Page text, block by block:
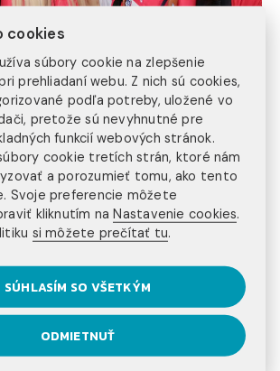
zviezol v hasičskom aute?
cookies
súbory cookie na zlepšenie
prehliadaní webu. Z nich sú cookies,
podľa potreby, uložené vo
pretože sú nevyhnutné pre
funkcií webových stránok.
cookie tretích strán, ktoré nám
a porozumieť tomu, ako tento
Svoje preferencie môžete
kliknutím naNastavenie cookies.
si môžete prečítať tu.
SÚHLASÍM SO VŠETKÝM
ODMIETNUŤ